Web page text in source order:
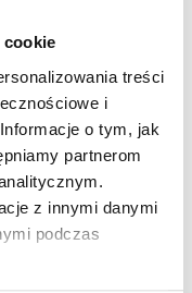
treści
i
o tym, jak
partnerom
z innymi danymi
podczas